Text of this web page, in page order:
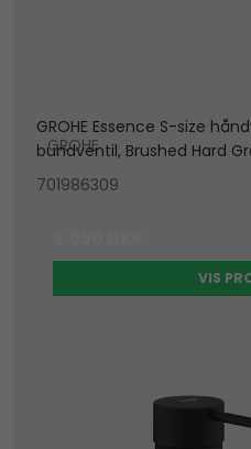
GROHE Essence S-size
bundventil, Brushed Hard
GROHE
701986309
VIS